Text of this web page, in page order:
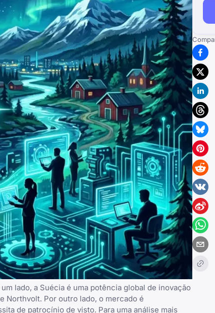
lado, a Suécia é uma potência global de inovação
Northvolt. Por outro lado, o mercado é
de patrocínio de visto. Para uma análise mais